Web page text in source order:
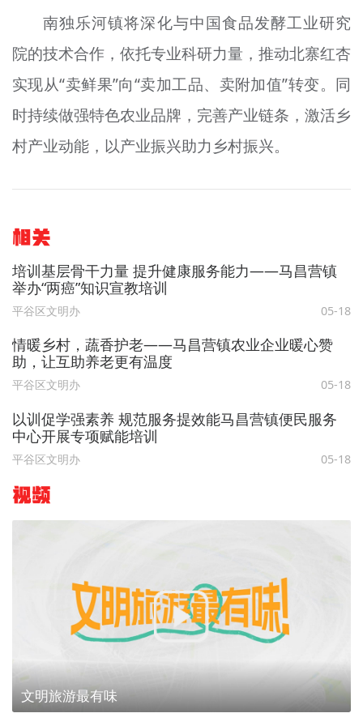
南独乐河镇将深化与中国食品发酵工业研究
院的技术合作，依托专业科研力量，推动北寨红杏
实现从“卖鲜果”向“卖加工品、卖附加值”转变。同
时持续做强特色农业品牌，完善产业链条，激活乡
村产业动能，以产业振兴助力乡村振兴。
相关
培训基层骨干力量 提升健康服务能力——马昌营镇
举办“两癌”知识宣教培训
平谷区文明办 05-18
情暖乡村，蔬香护老——马昌营镇农业企业暖心赞
助，让互助养老更有温度
平谷区文明办 05-18
以训促学强素养 规范服务提效能马昌营镇便民服务
中心开展专项赋能培训
平谷区文明办 05-18
视频
文明旅游最有味